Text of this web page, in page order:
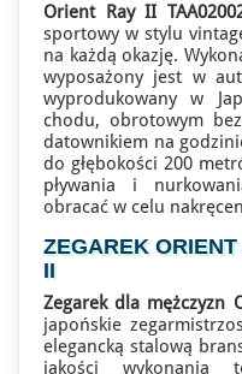
Orient Ray II
sportowy w stylu
na każdą okazję.
wyposażony jest w
wyprodukowany w
chodu, obrotowym
datownikiem na
do głębokości 200
pływania i
obracać w celu
ZEGAREK
II
Zegarek dla mężczyzn
japońskie
elegancką stalową
jakości wykonania